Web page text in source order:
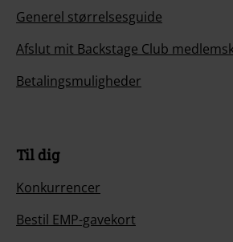
Generel størrelsesguide
Afslut mit Backstage Club
Betalingsmuligheder
Til dig
Konkurrencer
Bestil EMP-gavekort